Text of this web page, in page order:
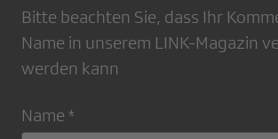
Bitte beachten Sie, dass Ihr
Name in unserem LINK-Magazin
werden kann
Name *